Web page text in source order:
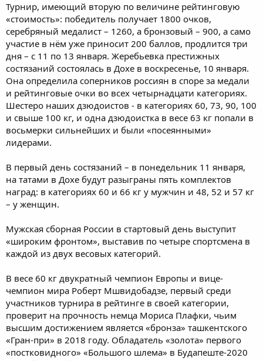
Турнир, имеющий вторую по величине рейтинговую
«стоимость»: победитель получает 1800 очков,
серебряный медалист – 1260, а бронзовый – 900, а само
участие в нём уже приносит 200 баллов, продлится три
дня – с 11 по 13 января. Жеребьевка престижных
состязаний состоялась в Дохе в воскресенье, 10 января.
Она определила соперников россиян в споре за медали
и рейтинговые очки во всех четырнадцати категориях.
Шестеро наших дзюдоистов - в категориях 60, 73, 90, 100
и свыше 100 кг, и одна дзюдоистка в весе 63 кг попали в
восьмерки сильнейших и были «посеянными»
лидерами.
В первый день состязаний – в понедельник 11 января,
на татами в Дохе будут разыграны пять комплектов
наград: в категориях 60 и 66 кг у мужчин и 48, 52 и 57 кг
– у женщин.
Мужская сборная России в стартовый день выступит
«широким фронтом», выставив по четыре спортсмена в
каждой из двух весовых категорий.
В весе 60 кг двукратный чемпион Европы и вице-
чемпион мира Роберт Мшвидобадзе, первый среди
участников турнира в рейтинге в своей категории,
проверит на прочность немца Мориса Плафки, чьим
высшим достижением является «бронза» ташкентского
«Гран-при» в 2018 году. Обладатель «золота» первого
«постковидного» «Большого шлема» в Будапеште-2020